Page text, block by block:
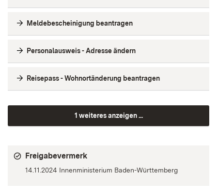
Meldebescheinigung beantragen
Personalausweis - Adresse ändern
Reisepass - Wohnortänderung beantragen
1 weiteres anzeigen ...
Freigabevermerk
14.11.2024 Innenministerium Baden-Württemberg